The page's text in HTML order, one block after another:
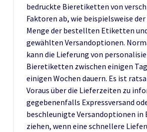
bedruckte Bieretiketten von
Faktoren ab, wie beispielsweise
Menge der bestellten Etiketten
gewählten Versandoptionen.
kann die Lieferung von
Bieretiketten zwischen einigen
einigen Wochen dauern. Es ist
Voraus über die Lieferzeiten zu
gegebenenfalls Expressversand
beschleunigte Versandoptionen in
ziehen, wenn eine schnellere